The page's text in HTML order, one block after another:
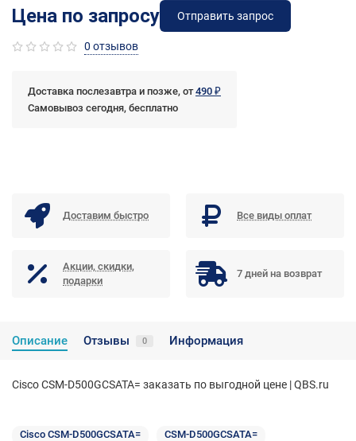
Цена по запросу Отправить запрос
0 отзывов
Доставка послезавтра и позже, от490 ₽
Самовывоз сегодня, бесплатно
Доставим быстро Все виды оплат
Акции, скидки,
подарки
7 дней на возврат
Описание Отзывы 0 Информация
Cisco CSM-D500GCSATA= заказать по выгодной цене | QBS.ru
Cisco CSM-D500GCSATA= CSM-D500GCSATA=